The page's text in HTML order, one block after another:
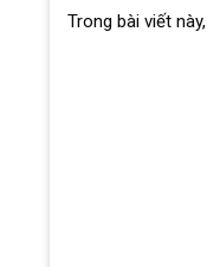
Trong bài viết này,